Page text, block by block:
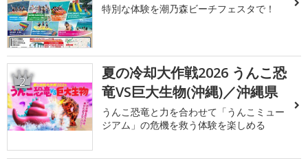
特別な体験を潮乃森ビーチフェスタで！
2
夏の冷却大作戦2026 うんこ恐
竜VS巨大生物(沖縄)／沖縄県
うんこ恐竜と力を合わせて「うんこミュー
ジアム」の危機を救う体験を楽しめる